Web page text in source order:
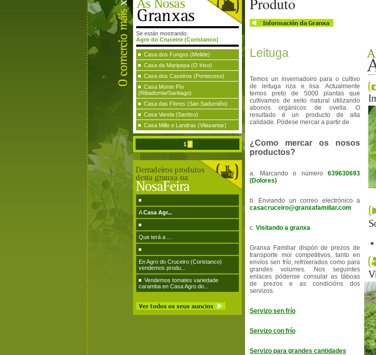
Se están mostrando:
Agro do Cruceiro (Coristanco)
Casa dos Fungos (Melide)
Casa da Maripepa (O Irixo)
Casa dos Caseiros (Ponteceso)
Casa Monte Pío
(Ribadumia/Santiago)
Casa das Flores (San Sadurniño)
Casa Varela (Santiso)
Casa Millo e Landras (Vilasantar)
1 2
ACasa Agr...
Que terá a ...
En Agro do Cruceiro (Coristanco)
vendemos produ...
Vendemos tomates variedade
caramba en Casa Agro do...
Leituga
Temos un invernadoiro para o cultivo
de leituga riza e lisa. Actualmente
temos preto de 5000 plantas que
cultivamos de xeito natural utilizando
abonos orgánicos de ovella. O
resultado é un producto de alta
calidade. Pódese mercar a partir de
¿Como mercar os nosos
productos?
a. Marcando o número 639630693
(Dolores)
b. Enviando un correo electrónico a
casacruceiro@granxafamiliar.com
c. Visitando a granxa
Granxa Familiar dispón de prezos de
transporte moi competitivos, tanto en
envíos sen frío, refrixerados como para
grandes volumes. Nos seguintes
enlaces pódense consular as táboas
de prezos e as condicións dos
servizos.
Servizo sen frío
Servizo con frío
Servizo para grandes cantidades